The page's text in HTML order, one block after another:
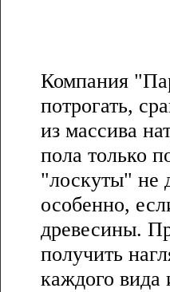
Компания
потрогать,
из массива
пола только
"лоскуты" не
особенно,
древесины.
получить
каждого вида